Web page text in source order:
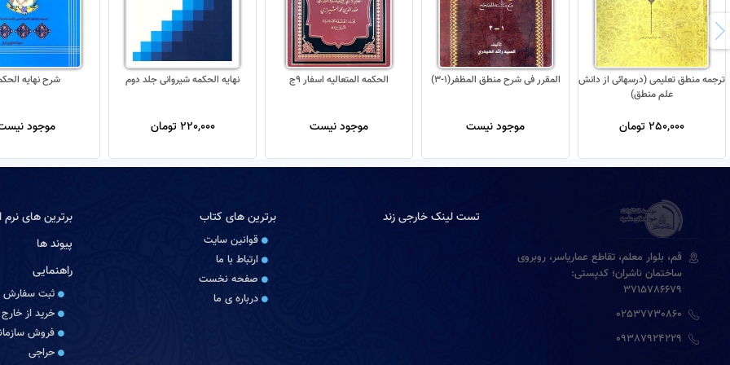
ترجمه منطق تعلیمی (درسهائی از دانش
علم منطق)
250,000 تومان
المقرر فی شرح منطق المظفر(1-3)
موجود نیست
الحكمه المتعاليه اسفار 9ج
موجود نیست
نهایه الحکمه شیروانی جلد دوم
220,000 تومان
شرح نهایه
موجود
قم، بلوار معلم، تقاطع عماریاسر، روبروی
ساختمان ناشران؛ کدپستی:
3715786679
02537730860
09387924229
تست لینک خارجی زند برترین های کتاب
قوانین سایت
ارتباط با ما
صفحه نخست
درباره‏ ی ما
برترین های نرم
پیوند ها
راهنمایی
ثبت سفارش
خرید از
فروش
حراجی